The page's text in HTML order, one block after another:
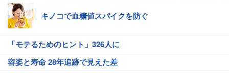
キノコで血糖値スパイクを防ぐ
「モテるためのヒント」326人に
容姿と寿命 28年追跡で見えた差